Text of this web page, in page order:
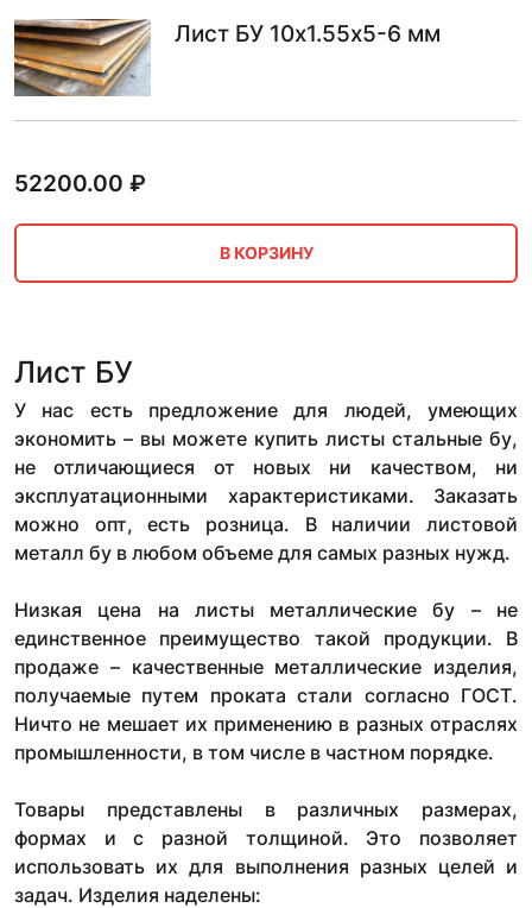
Лист БУ 10х1.55х5-6 мм
52200.00 ₽
В КОРЗИНУ
Лист БУ
У нас есть предложение для людей, умеющих
экономить – вы можете купить листы стальные бу,
не отличающиеся от новых ни качеством, ни
эксплуатационными характеристиками. Заказать
можно опт, есть розница. В наличии листовой
металл бу в любом объеме для самых разных нужд.
Низкая цена на листы металлические бу – не
единственное преимущество такой продукции. В
продаже – качественные металлические изделия,
получаемые путем проката стали согласно ГОСТ.
Ничто не мешает их применению в разных отраслях
промышленности, в том числе в частном порядке.
Товары представлены в различных размерах,
формах и с разной толщиной. Это позволяет
использовать их для выполнения разных целей и
задач. Изделия наделены: